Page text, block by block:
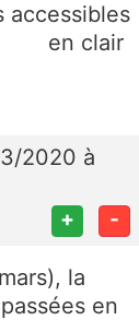
accessibles
en clair
2020 à
+ -
la
en